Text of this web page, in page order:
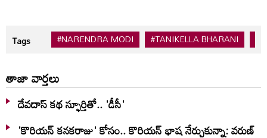
Tags #NARENDRA MODI #TANIKELLA BHARANI
తాజా వార్తలు
దేవదాస్ కథ స్ఫూర్తితో.. 'డీసీ'
'కొరియన్ కనకరాజు' కోసం.. కొరియన్ భాష నేర్చుకున్నా: వరుణ్